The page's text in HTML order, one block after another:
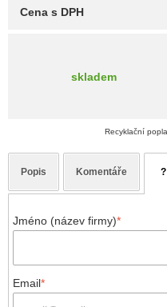
Cena s DPH
skladem
Recyklační
Popis Komentáře ?
Jméno (název firmy)*
Email*